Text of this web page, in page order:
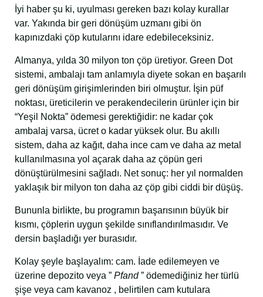
İyi haber şu ki, uyulması gereken bazı kolay kurallar
var. Yakında bir geri dönüşüm uzmanı gibi ön
kapınızdaki çöp kutularını idare edebileceksiniz.
Almanya, yılda 30 milyon ton çöp üretiyor. Green Dot
sistemi, ambalajı tam anlamıyla diyete sokan en başarılı
geri dönüşüm girişimlerinden biri olmuştur. İşin püf
noktası, üreticilerin ve perakendecilerin ürünler için bir
“Yeşil Nokta” ödemesi gerektiğidir: ne kadar çok
ambalaj varsa, ücret o kadar yüksek olur. Bu akıllı
sistem, daha az kağıt, daha ince cam ve daha az metal
kullanılmasına yol açarak daha az çöpün geri
dönüştürülmesini sağladı. Net sonuç: her yıl normalden
yaklaşık bir milyon ton daha az çöp gibi ciddi bir düşüş.
Bununla birlikte, bu programın başarısının büyük bir
kısmı, çöplerin uygun şekilde sınıflandırılmasıdır. Ve
dersin başladığı yer burasıdır.
Kolay şeyle başlayalım: cam. İade edilemeyen ve
üzerine depozito veya ” Pfand” ödemediğiniz her türlü
şişe veya cam kavanoz , belirtilen cam kutulara